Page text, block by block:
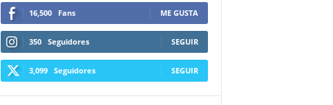
16,500 Fans ME GUSTA
350 Seguidores SEGUIR
3,099 Seguidores SEGUIR